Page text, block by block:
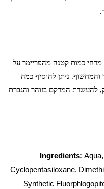
כמות קטנה מהפריימר על
והמחשוף. ניתן להוסיף כמה
להעשרת המרקם בזוהר והגברת
Ingredients:
Cyclopentasiloxane,
Synthetic